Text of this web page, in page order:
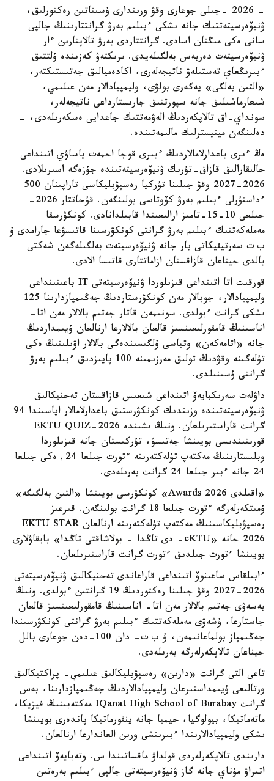
- 2026 -جىلى جوعارى وقۋ ورىندارى ۇسىناتىن رەكتورلىق،
ۋنيۆەرسيتەتتىك جانە ىشكى ءبىلىم بەرۋ گرانتتارىنىڭ جالپى
سانى ەكى مىڭنان اسادى. گرانتتاردى بەرۋ تالاپتارىن ءار
ۋنيۆەرسيتەت دەربەس بەلگىلەيدى. ىرىكتەۋ كەزىندە ۇلتتىق
ءبىرىڭعاي تەستىلەۋ ناتيجەلەرى، اكادەميالىق جەتىستىكتەر،
«التىن بەلگى» يەگەرى بولۋى، وليمپيادالار مەن عىلىمي،
شىعارماشىلىق جانە سپورتتىق جارىستارداعى ناتيجەلەر،
سونداي-اق تالاپكەردىڭ الەۋمەتتىك جاعدايى ەسكەرىلەدى، -
دەلىنگەن مينيسترلىك مالىمەتىندە.
ەڭ ءىرى باعدارلامالاردىڭ ءبىرى قوجا احمەت ياساۋي اتىنداعى
حالىقارالىق قازاق-تۇرىك ۋنيۆەرسيتەتىندە جۇزەگە اسىرىلادى.
2026-2027 وقۋ جىلىنا تۇركيا رەسپۋبليكاسى تاراپىنان 500
ءداستۇرلى ءبىلىم بەرۋ كۆوتاسى بولىنگەن. قۇجاتتار 2026-
جىلعى 10-15-تامىز ارالىعىندا قابىلدانادى. كونكۋرسقا
مەملەكەتتىك ءبىلىم بەرۋ گرانتى كونكۋرسىنا قاتىسۋعا جارامدى ۇ
ب ت سەرتيفيكاتى بار جانە ۋنيۆەرسيتەت بەلگىلەگەن شەكتى
بالدى جيناعان قازاقستان ازاماتتارى قاتىسا الادى.
قورقىت اتا اتىنداعى قىزىلوردا ۋنيۆەرسيتەتى IT باعىتىنداعى
وليمپيادالار، جوبالار مەن كونكۋرستاردىڭ جەڭىمپازدارىنا 125
ىشكى گرانت ءبولدى. سونىمەن قاتار جەتىم بالالار مەن اتا-
اناسىنىڭ قامقورلىعىنسىز قالعان بالالارعا ارنالعان ۇيىمداردىڭ
جانە «اتامەكەن» وتباسى ۇلگىسىندەگى بالالار اۋىلىنىڭ ەكى
تۇلەگىنە وقۋدىڭ تولىق مەرزىمىنە 100 پايىزدىق ءبىلىم بەرۋ
گرانتى ۇسىنىلدى.
داۋلەت سەرىكبايەۆ اتىنداعى شىعىس قازاقستان تەحنيكالىق
ۋنيۆەرسيتەتىندە وزىندىك كونكۋرستىق باعدارلامالار اياسىندا 94
گرانت قاراستىرىلعان. ونىڭ ىشىندە EKTU QUIZ-2026
قورىتىندىسى بويىنشا جەتىسۋ، تۇركىستان جانە قىزىلوردا
وبلىستارىنىڭ مەكتەپ تۇلەكتەرىنە ءتورت جىلعا 24, ەكى جىلعا
24 جانە ءبىر جىلعا 24 گرانت بەرىلەدى.
«اقىلدى Awards 2026» كونكۋرسى بويىنشا «التىن بەلگىگە»
ۇمىتكەرلەرگە ءتورت جىلعا 18 گرانت بولىنگەن. قىرعىز
رەسپۋبليكاسىنىڭ مەكتەپ تۇلەكتەرىنە ارنالعان EKTU STAR
2026 جانە «eKTU- دى تاڭدا - بولاشاقتى تاڭدا» بايقاۋلارى
بويىنشا ءتورت جىلدىق ءتورت گرانت قاراستىرىلعان.
ءابىلقاس ساعىنوۆ اتىنداعى قاراعاندى تەحنيكالىق ۋنيۆەرسيتەتى
2026-2027 وقۋ جىلىنا رەكتوردىڭ 19 گرانتىن ءبولدى. ونىڭ
بەسەۋى جەتىم بالالار مەن اتا- اناسىنىڭ قامقورلىعىنسىز قالعان
جاستارعا، ۇشەۋى مەملەكەتتىك ءبىلىم بەرۋ گرانتى كونكۋرسىندا
جەڭىمپاز بولماعانىمەن، ۇ ب ت- دان 100-دەن جوعارى بالل
جيناعان تالاپكەرلەرگە بەرىلەدى.
تاعى التى گرانت «دارىن» رەسپۋبليكالىق عىلىمي- پراكتيكالىق
ورتالىعى ۇيىمداستىرعان وليمپيادالاردىڭ جەڭىمپازدارىنا، بەس
گرانت IQanat High School of Burabay مەكتەبىنىڭ فيزيكا،
ماتەماتيكا، بيولوگيا، حيميا جانە ينفورماتيكا پاندەرى بويىنشا
ىشكى وليمپيادالارىندا ءبىرىنشى ورىن العاندارعا ارنالعان.
دارىندى تالاپكەرلەردى قولداۋ ماقساتىندا س. وتەبايەۆ اتىنداعى
اتىراۋ مۇناي جانە گاز ۋنيۆەرسيتەتى جالپى ءبىلىم بەرەتىن